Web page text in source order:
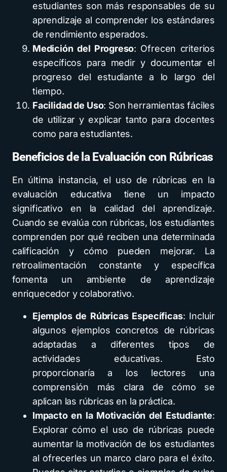
estudiantes son más responsables de su
aprendizaje al comprender los estándares
de rendimiento esperados.
Medición del Progreso: Ofrecen criterios
específicos para medir y documentar el
progreso del estudiante a lo largo del
tiempo.
Facilidad de Uso: Son herramientas fáciles
de utilizar y explicar tanto para docentes
como para estudiantes.
Beneficios de la Evaluación con Rúbricas
En última instancia, el uso de rúbricas en la
evaluación educativa tiene un impacto
significativo en la calidad del aprendizaje.
Cuando se evalúa con rúbricas, los estudiantes
comprenden por qué reciben una determinada
calificación y cómo pueden mejorar. La
retroalimentación constante y específica
fomenta un ambiente de aprendizaje
enriquecedor y colaborativo.
Ejemplos de Rúbricas Específicas: Incluir
algunos ejemplos concretos de rúbricas
adaptadas a diferentes tipos de
actividades educativas. Esto
proporcionaría a los lectores una
comprensión más clara de cómo se
aplican las rúbricas en la práctica.
Impacto en la Motivación del Estudiante:
Explorar cómo el uso de rúbricas puede
aumentar la motivación de los estudiantes
al ofrecerles un marco claro para el éxito.